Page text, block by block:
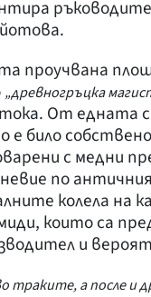
проучвана
„древногръцка
От едната
е било
с медни
по
колела на
които са
и
траките, а после и